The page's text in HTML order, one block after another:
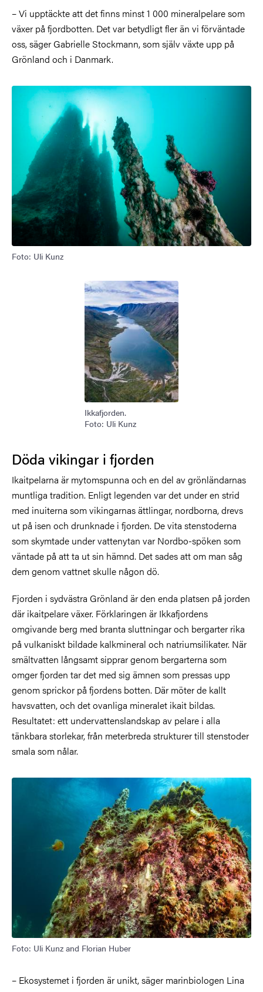
– Vi upptäckte att det finns minst 1 000 mineralpelare som
växer på fjordbotten. Det var betydligt fler än vi förväntade
oss, säger Gabrielle Stockmann, som själv växte upp på
Grönland och i Danmark.
Foto: Uli Kunz
Bild
Ikkafjorden.
Foto: Uli Kunz
Döda vikingar i fjorden
Ikaitpelarna är mytomspunna och en del av grönländarnas
muntliga tradition. Enligt legenden var det under en strid
med inuiterna som vikingarnas ättlingar, nordborna, drevs
ut på isen och drunknade i fjorden. De vita stenstoderna
som skymtade under vattenytan var Nordbo-spöken som
väntade på att ta ut sin hämnd. Det sades att om man såg
dem genom vattnet skulle någon dö.
Fjorden i sydvästra Grönland är den enda platsen på jorden
där ikaitpelare växer. Förklaringen är Ikkafjordens
omgivande berg med branta sluttningar och bergarter rika
på vulkaniskt bildade kalkmineral och natriumsilikater. När
smältvatten långsamt sipprar genom bergarterna som
omger fjorden tar det med sig ämnen som pressas upp
genom sprickor på fjordens botten. Där möter de kallt
havsvatten, och det ovanliga mineralet ikait bildas.
Resultatet: ett undervattenslandskap av pelare i alla
tänkbara storlekar, från meterbreda strukturer till stenstoder
smala som nålar.
Foto: Uli Kunz and Florian Huber
– Ekosystemet i fjorden är unikt, säger marinbiologen Lina